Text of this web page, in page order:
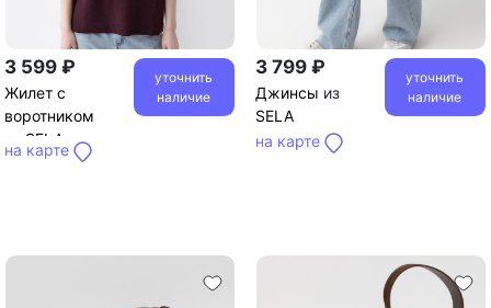
3 599 ₽
Жилет с
воротником
SELA
на карте
уточнить
наличие
3 799 ₽
Джинсы из
SELA
на карте
уточнить
наличие